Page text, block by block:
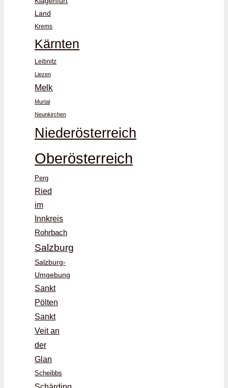
Land
Krems
Kärnten
Leibnitz
Liezen
Melk
Murtal
Neunkirchen
Niederösterreich
Oberösterreich
Perg
Ried
im
Innkreis
Rohrbach
Salzburg
Salzburg-
Umgebung
Sankt
Pölten
Sankt
Veit an
der
Glan
Scheibbs